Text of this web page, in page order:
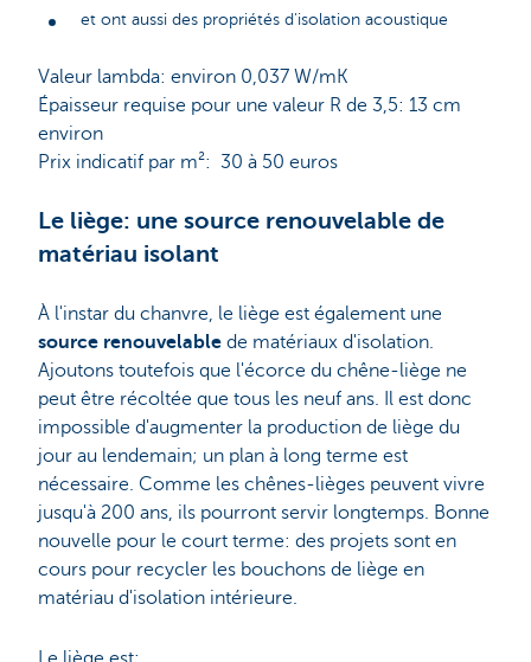
et ont aussi des propriétés d'isolation acoustique
Valeur lambda: environ 0,037 W/mK
Épaisseur requise pour une valeur R de 3,5: 13 cm
environ
Prix indicatif par m²: 30 à 50 euros
Le liège: une source renouvelable de
matériau isolant
À l'instar du chanvre, le liège est également une
source renouvelable de matériaux d'isolation.
Ajoutons toutefois que l'écorce du chêne-liège ne
peut être récoltée que tous les neuf ans. Il est donc
impossible d'augmenter la production de liège du
jour au lendemain; un plan à long terme est
nécessaire. Comme les chênes-lièges peuvent vivre
jusqu'à 200 ans, ils pourront servir longtemps. Bonne
nouvelle pour le court terme: des projets sont en
cours pour recycler les bouchons de liège en
matériau d'isolation intérieure.